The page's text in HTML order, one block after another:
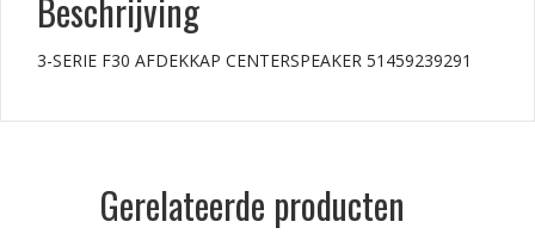
Beschrijving
3-SERIE F30 AFDEKKAP CENTERSPEAKER 51459239291
Gerelateerde producten